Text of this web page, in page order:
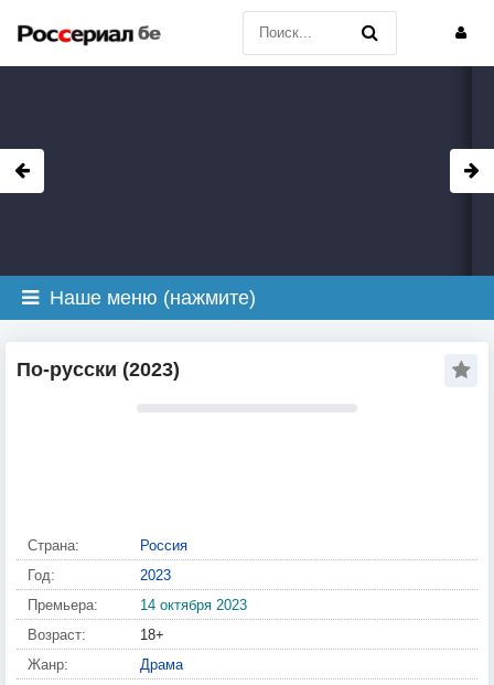
Наше меню (нажмите)
По-русски (2023)
Страна:
Россия
Год:
2023
Премьера:
14 октября 2023
Возраст:
18+
Жанр:
Драма